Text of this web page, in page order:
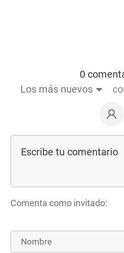
0
Los más nuevos
Comenta como invitado: